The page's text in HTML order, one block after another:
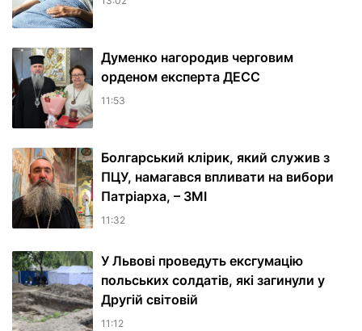
Думенко нагородив черговим
орденом експерта ДЕСС
11:53
Болгарський клірик, який служив з
ПЦУ, намагався впливати на вибори
Патріарха, – ЗМІ
11:32
У Львові проведуть ексгумацію
польських солдатів, які загинули у
Другій світовій
11:12